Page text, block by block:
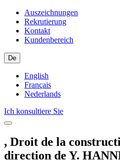
Auszeichnungen
Rekrutierung
Kontakt
Kundenbereich
De
English
Français
Nederlands
Ich konsultiere Sie
, Droit de la
direction de Y.